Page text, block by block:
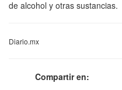
de alcohol y otras sustancias.
Diario.mx
Compartir en: